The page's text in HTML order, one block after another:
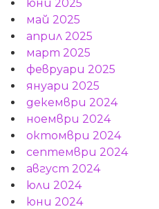
юни 2025
май 2025
април 2025
март 2025
февруари 2025
януари 2025
декември 2024
ноември 2024
октомври 2024
септември 2024
август 2024
юли 2024
юни 2024